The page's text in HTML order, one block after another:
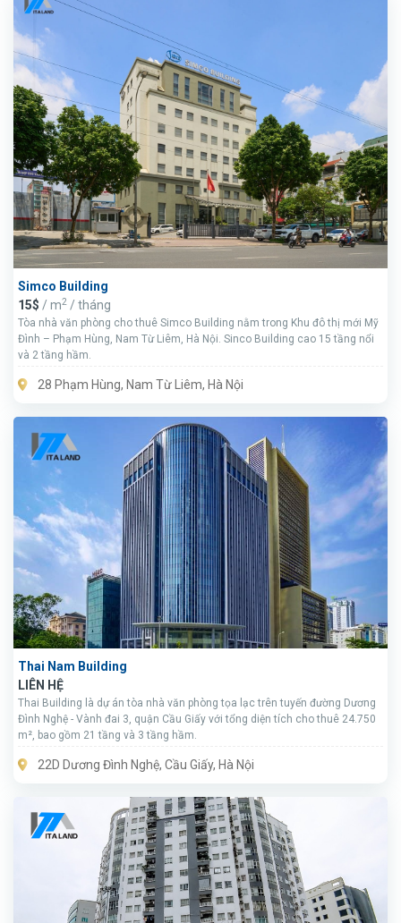
Simco Building
15$ / m2 / tháng
Tòa nhà văn phòng cho thuê Simco Building nằm trong Khu đô thị mới Mỹ
Đình – Phạm Hùng, Nam Từ Liêm, Hà Nội. Sinco Building cao 15 tầng nổi
và 2 tầng hầm.
28 Phạm Hùng, Nam Từ Liêm, Hà Nội
Thai Nam Building
LIÊN HỆ
Thai Building là dự án tòa nhà văn phòng tọa lạc trên tuyến đường Dương
Đình Nghệ - Vành đai 3, quận Cầu Giấy với tổng diện tích cho thuê 24.750
m², bao gồm 21 tầng và 3 tầng hầm.
22D Dương Đình Nghệ, Cầu Giấy, Hà Nội